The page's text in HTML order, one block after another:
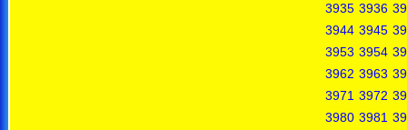
3935 3936
3944 3945
3953 3954
3962 3963
3971 3972
3980 3981